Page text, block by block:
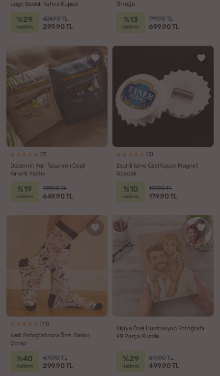
Logo Baskılı Kahve Kupası
%29
indirim
424.90 TL
299.90 TL
Önlüğü
%13
indirim
799.90 TL
699.90 TL
(7)
Dedemin Yeri Tasarımlı Cepli
Kırlent Yastık
%19
indirim
799.90 TL
649.90 TL
(3)
Esprili İsme Özel Kapak Magnet
Açacak
%10
indirim
199.90 TL
179.90 TL
(11)
Kedi Fotoğrafınıza Özel Baskılı
Çorap
%40
indirim
499.90 TL
299.90 TL
Kişiye Özel İllüstrasyon Fotoğraflı
99 Parça Puzzle
%29
indirim
699.90 TL
499.90 TL